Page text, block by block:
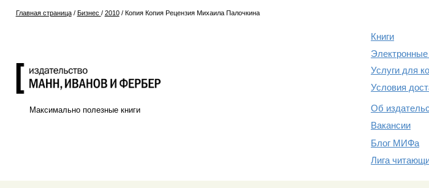
Главная страница/ Бизнес / 2010/ Копия Копия Рецензия Михаила Палочкина
Максимально полезные книги
Книги
Электронные
Услуги для
Условия
Об
Вакансии
Блог МИФа
Лига